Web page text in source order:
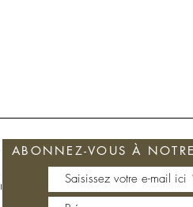
ABONNEZ-VOUS À